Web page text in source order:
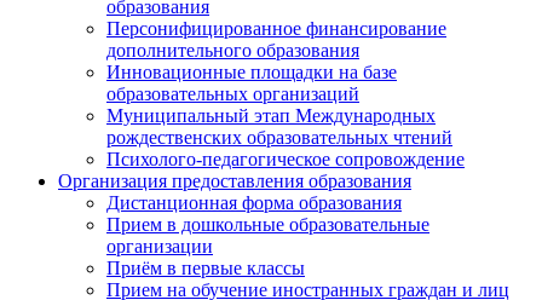
образования
Персонифицированное финансирование
дополнительного образования
Инновационные площадки на базе
образовательных организаций
Муниципальный этап Международных
рождественских образовательных чтений
Психолого-педагогическое сопровождение
Организация предоставления образования
Дистанционная форма образования
Прием в дошкольные образовательные
организации
Приём в первые классы
Прием на обучение иностранных граждан и лиц